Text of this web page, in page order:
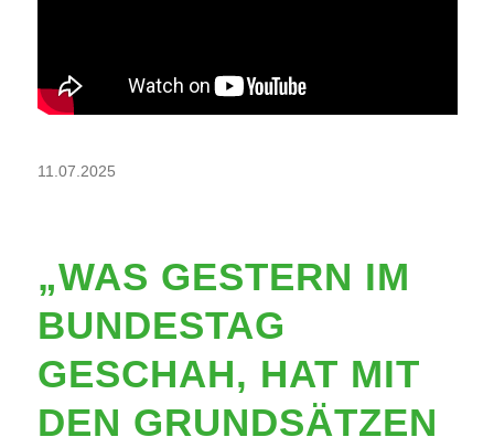
11.07.2025
„WAS GESTERN IM
BUNDESTAG
GESCHAH, HAT MIT
DEN GRUNDSÄTZEN